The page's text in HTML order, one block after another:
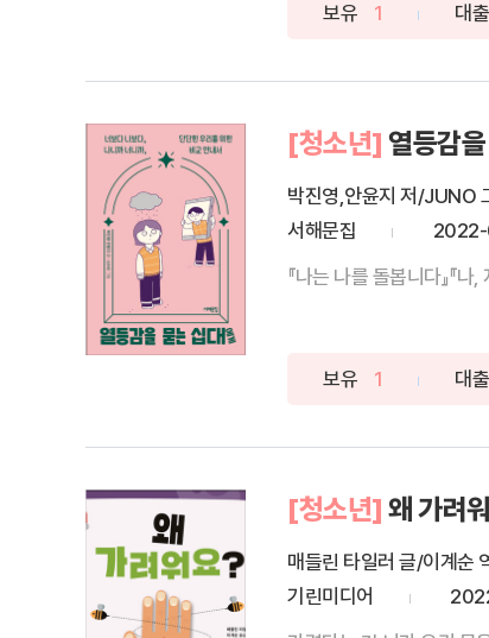
보유 1 대출
[청소년] 열등감을
박진영,안윤지 저/JUNO
서해문집
『나는 나를 돌봅니다』『
보유 1 대출
[청소년] 왜 가려
매들린 타일러 글/이계순
기린미디어